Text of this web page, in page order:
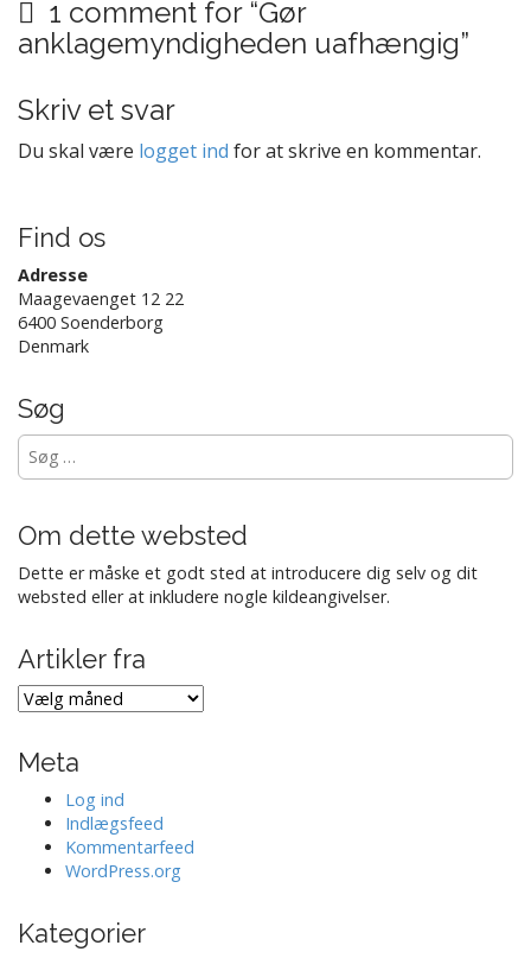
v
i
a
t
i
n
1 comment for “Gør
anklagemyndigheden uafhængig”
Skriv et svar
Du skal være logget ind for at skrive en kommentar.
Find os
Adresse
Maagevaenget 12 22
6400 Soenderborg
Denmark
Søg
Søg
efter:
Om dette websted
Dette er måske et godt sted at introducere dig selv og dit
websted eller at inkludere nogle kildeangivelser.
Artikler fra
Artikler
fra
Meta
Log ind
Indlægsfeed
Kommentarfeed
WordPress.org
Kategorier